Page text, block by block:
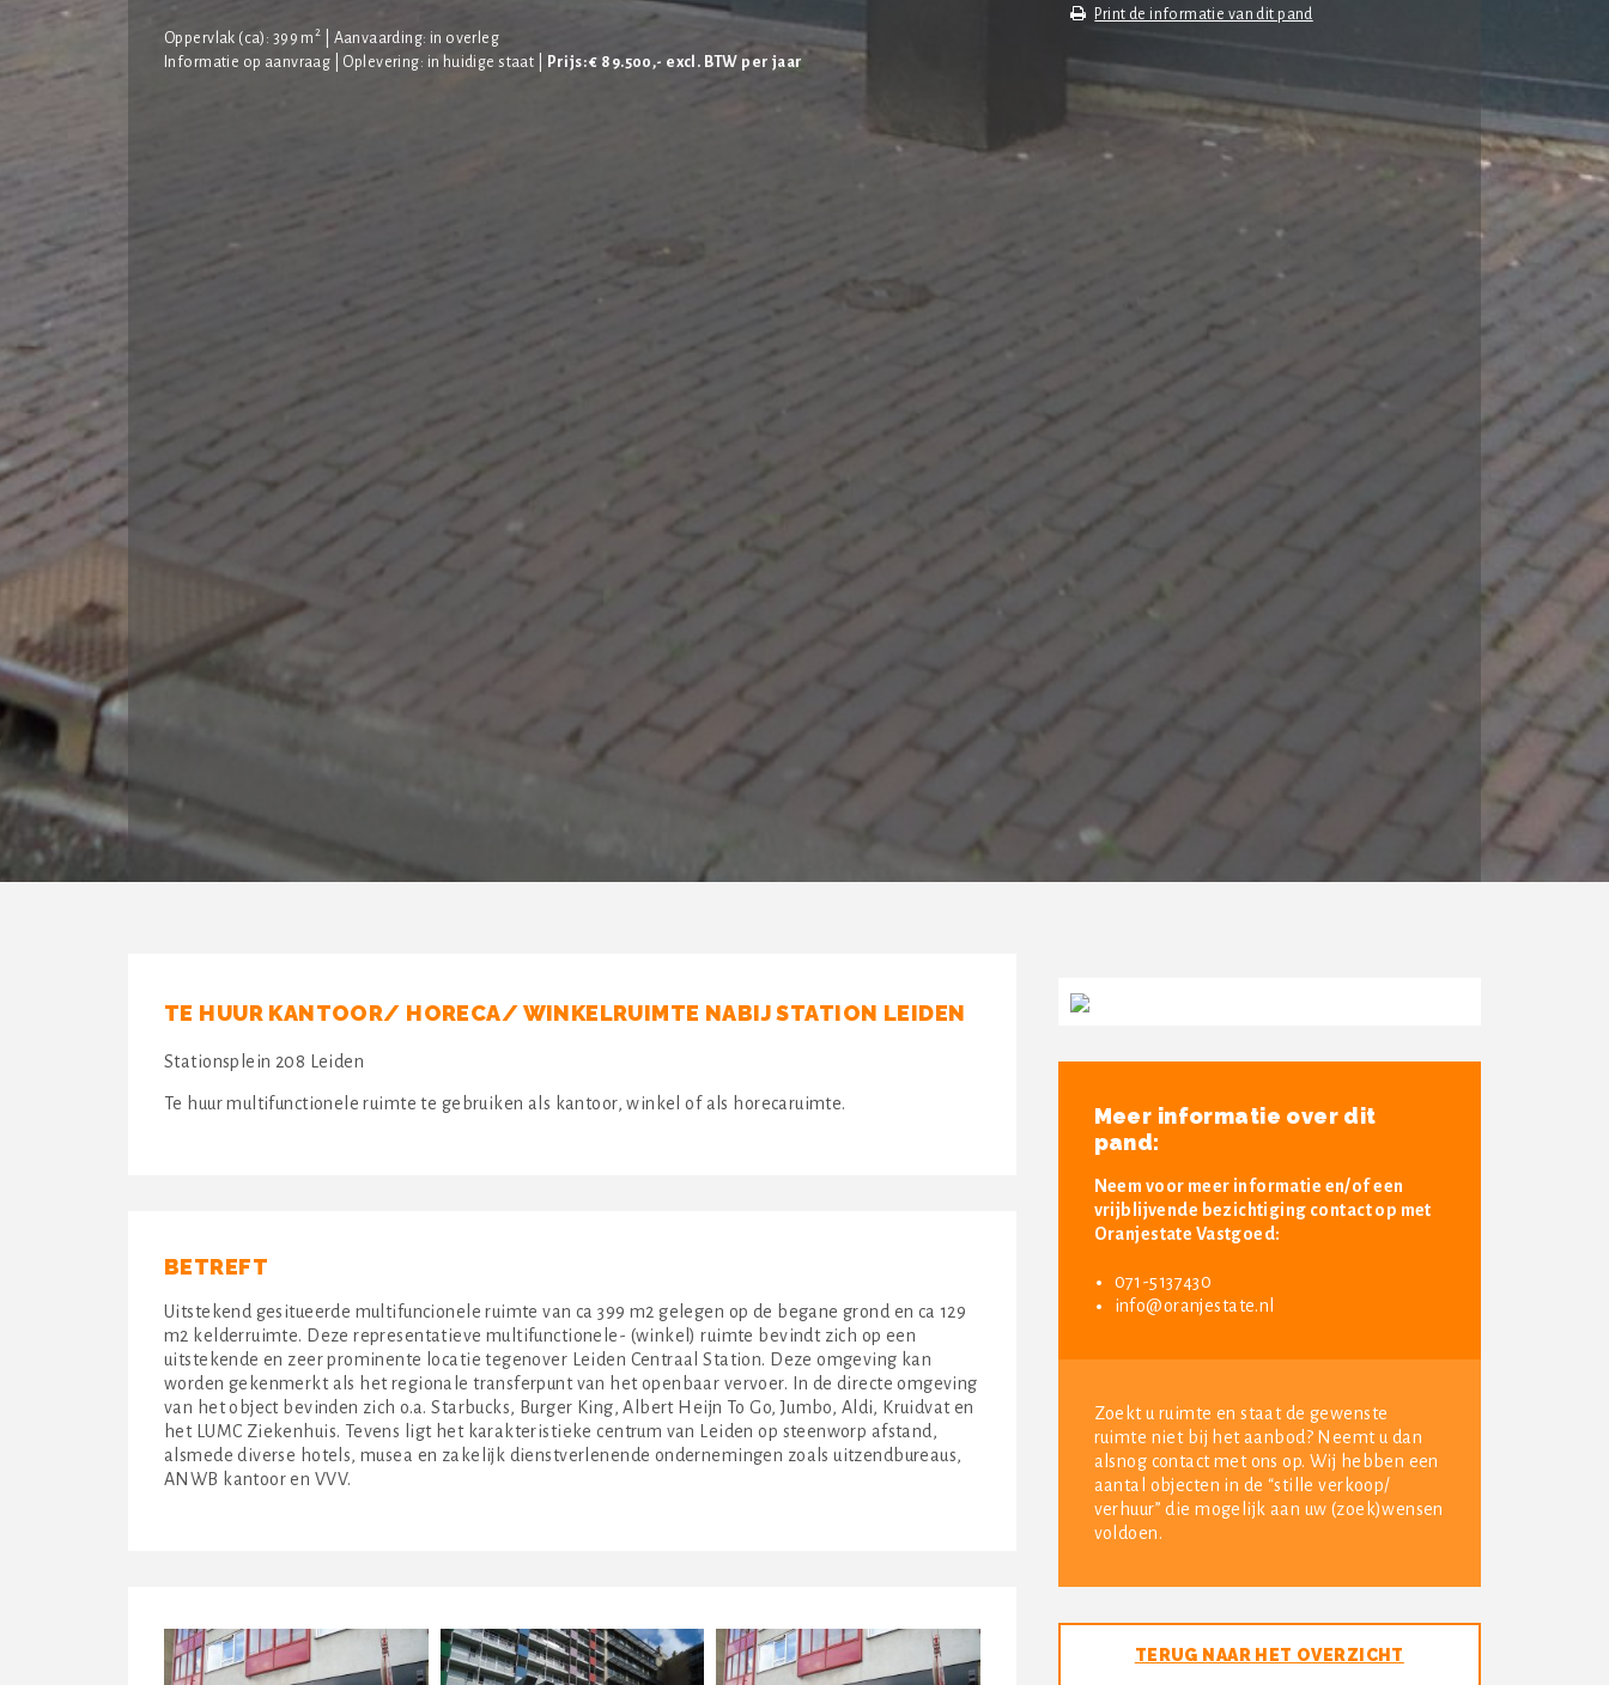
Oppervlak (ca): 399 m 2
| Aanvaarding: in overleg
Informatie op aanvraag | Oplevering: in huidige staat |
Prijs: € 89.500,- excl. BTW per jaar
Print de informatie van dit pand
TE HUUR KANTOOR/ HORECA/ WINKELRUIMTE NABIJ STATION LEIDEN
Stationsplein 208 Leiden
Te huur multifunctionele ruimte te gebruiken als kantoor, winkel of als horecaruimte.
BETREFT
Uitstekend gesitueerde multifuncionele ruimte van ca 399 m2 gelegen op de begane grond en ca 129
m2 kelderruimte. Deze representatieve multifunctionele- (winkel) ruimte bevindt zich op een
uitstekende en zeer prominente locatie tegenover Leiden Centraal Station. Deze omgeving kan
worden gekenmerkt als het regionale transferpunt van het openbaar vervoer. In de directe omgeving
van het object bevinden zich o.a. Starbucks, Burger King, Albert Heijn To Go, Jumbo, Aldi, Kruidvat en
het LUMC Ziekenhuis. Tevens ligt het karakteristieke centrum van Leiden op steenworp afstand,
alsmede diverse hotels, musea en zakelijk dienstverlenende ondernemingen zoals uitzendbureaus,
ANWB kantoor en VVV.
Meer informatie over dit
pand:
Neem voor meer informatie en/of een
vrijblijvende bezichtiging contact op met
Oranjestate Vastgoed:
071-5137430
info@oranjestate.nl
Zoekt u ruimte en staat de gewenste
ruimte niet bij het aanbod? Neemt u dan
alsnog contact met ons op. Wij hebben een
aantal objecten in de “stille verkoop/
verhuur” die mogelijk aan uw (zoek)wensen
voldoen.
TERUG NAAR HET OVERZICHT